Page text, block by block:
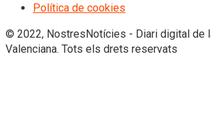
Política de cookies
© 2022, NostresNotícies - Diari digital de
Valenciana. Tots els drets reservats